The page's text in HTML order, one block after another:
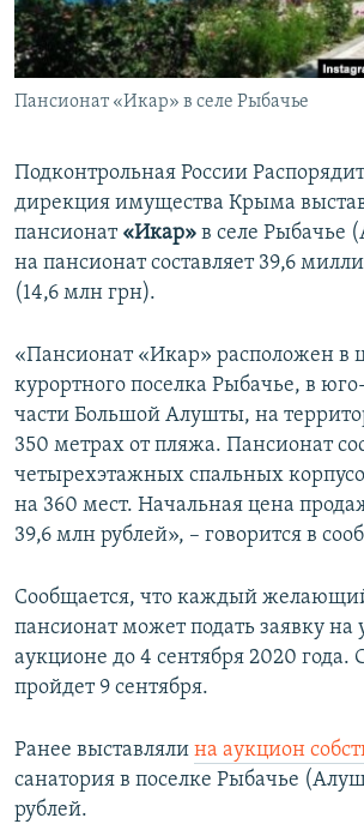
ПОБЕДИТЕЛЕЙ НЕ СУДЯТ?
КРЫМ.НЕПОКОРЕННЫЙ
ELIFBE
ПРИСОЕДИНЯЙТЕСЬ!
Все сайты RFE/RL
Пансионат «Икар» в селе Рыбачье
Подконтрольная России
дирекция имущества Крыма
пансионат «Икар» в селе Рыбачье
на пансионат составляет 39,6
(14,6 млн грн).
«Пансионат «Икар» расположен в
курортного поселка Рыбачье, в
части Большой Алушты, на
350 метрах от пляжа. Пансионат
четырехэтажных спальных
на 360 мест. Начальная цена
39,6 млн рублей», – говорится в
Сообщается, что каждый
пансионат может подать заявку на
аукционе до 4 сентября 2020 года.
пройдет 9 сентября.
Ранее выставляли на аукцион
санатория в поселке Рыбачье
рублей.